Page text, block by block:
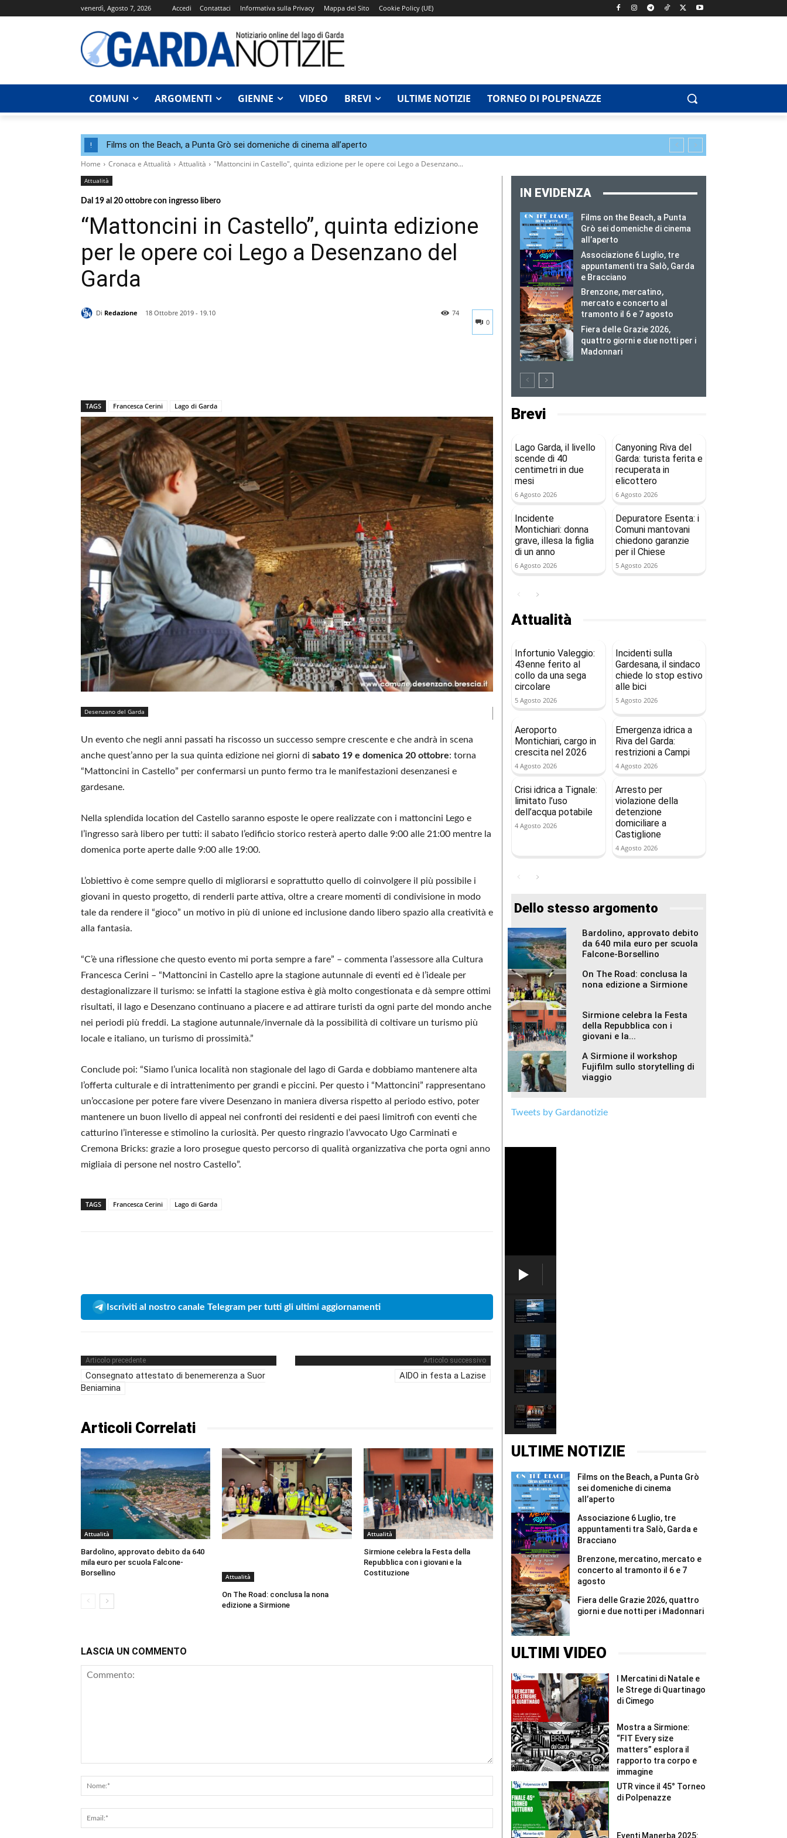
venerdì, Agosto 7, 2026 Accedi Contattaci Informativa sulla Privacy Mappa del Sito Cookie Policy (UE)
COMUNI ARGOMENTI GIENNE VIDEO BREVI ULTIME NOTIZIE TORNEO DI POLPENAZZE
! Films on the Beach, a Punta Grò sei domeniche di cinema all’aperto
Home Cronaca e Attualità Attualità "Mattoncini in Castello", quinta edizione per le opere coi Lego a Desenzano...
Attualità
Dal 19 al 20 ottobre con ingresso libero
“Mattoncini in Castello”, quinta edizione
per le opere coi Lego a Desenzano del
Garda
Di Redazione
18 Ottobre 2019 - 19.10
0
74
TAGS Francesca Cerini Lago di Garda
Desenzano del Garda
Un evento che negli anni passati ha riscosso un successo sempre crescente e che andrà in scena
anche quest’anno per la sua quinta edizione nei giorni di sabato 19 e domenica 20 ottobre: torna
“Mattoncini in Castello” per confermarsi un punto fermo tra le manifestazioni desenzanesi e
gardesane.
Nella splendida location del Castello saranno esposte le opere realizzate con i mattoncini Lego e
l’ingresso sarà libero per tutti: il sabato l’edificio storico resterà aperto dalle 9:00 alle 21:00 mentre la
domenica porte aperte dalle 9:00 alle 19:00.
L’obiettivo è come sempre quello di migliorarsi e soprattutto quello di coinvolgere il più possibile i
giovani in questo progetto, di renderli parte attiva, oltre a creare momenti di condivisione in modo
tale da rendere il “gioco” un motivo in più di unione ed inclusione dando libero spazio alla creatività e
alla fantasia.
“C’è una riflessione che questo evento mi porta sempre a fare” – commenta l’assessore alla Cultura
Francesca Cerini – “Mattoncini in Castello apre la stagione autunnale di eventi ed è l’ideale per
destagionalizzare il turismo: se infatti la stagione estiva è già molto congestionata e dà sempre ottimi
risultati, il lago e Desenzano continuano a piacere e ad attirare turisti da ogni parte del mondo anche
nei periodi più freddi. La stagione autunnale/invernale dà la possibilità di coltivare un turismo più
locale e italiano, un turismo di prossimità.”
Conclude poi: “Siamo l’unica località non stagionale del lago di Garda e dobbiamo mantenere alta
l’offerta culturale e di intrattenimento per grandi e piccini. Per questo i “Mattoncini” rappresentano
un’occasione per potere fare vivere Desenzano in maniera diversa rispetto al periodo estivo, poter
mantenere un buon livello di appeal nei confronti dei residenti e dei paesi limitrofi con eventi che
catturino l’interesse e stimolino la curiosità. Per questo ringrazio l’avvocato Ugo Carminati e
Cremona Bricks: grazie a loro prosegue questo percorso di qualità organizzativa che porta ogni anno
migliaia di persone nel nostro Castello”.
TAGS Francesca Cerini Lago di Garda
Iscriviti al nostro canale Telegram per tutti gli ultimi aggiornamenti
Articolo precedente
Consegnato attestato di benemerenza a Suor
Beniamina
Articolo successivo
AIDO in festa a Lazise
Articoli Correlati
Attualità
Bardolino, approvato debito da 640
mila euro per scuola Falcone-
Borsellino
Attualità
On The Road: conclusa la nona
edizione a Sirmione
Attualità
Sirmione celebra la Festa della
Repubblica con i giovani e la
Costituzione
LASCIA UN COMMENTO
Nome:*
Email:*
IN EVIDENZA
Films on the Beach, a Punta
Grò sei domeniche di cinema
all’aperto
Associazione 6 Luglio, tre
appuntamenti tra Salò, Garda
e Bracciano
Brenzone, mercatino,
mercato e concerto al
tramonto il 6 e 7 agosto
Fiera delle Grazie 2026,
quattro giorni e due notti per i
Madonnari
Brevi
Lago Garda, il livello
scende di 40
centimetri in due
mesi
6 Agosto 2026
Canyoning Riva del
Garda: turista ferita e
recuperata in
elicottero
6 Agosto 2026
Incidente
Montichiari: donna
grave, illesa la figlia
di un anno
6 Agosto 2026
Depuratore Esenta: i
Comuni mantovani
chiedono garanzie
per il Chiese
5 Agosto 2026
Attualità
Infortunio Valeggio:
43enne ferito al
collo da una sega
circolare
5 Agosto 2026
Incidenti sulla
Gardesana, il sindaco
chiede lo stop estivo
alle bici
5 Agosto 2026
Aeroporto
Montichiari, cargo in
crescita nel 2026
4 Agosto 2026
Emergenza idrica a
Riva del Garda:
restrizioni a Campi
4 Agosto 2026
Crisi idrica a Tignale:
limitato l’uso
dell’acqua potabile
4 Agosto 2026
Arresto per
violazione della
detenzione
domiciliare a
Castiglione
4 Agosto 2026
Dello stesso argomento
Bardolino, approvato debito
da 640 mila euro per scuola
Falcone-Borsellino
On The Road: conclusa la
nona edizione a Sirmione
Sirmione celebra la Festa
della Repubblica con i
giovani e la...
A Sirmione il workshop
Fujifilm sullo storytelling di
viaggio
Tweets by Gardanotizie
#Shorts
6
agosto
#Shorts
l’arte
inaugura
nuova
vita
del
bunker
di
Affi
#Shorts
ULTIME NOTIZIE
Films on the Beach, a Punta Grò
sei domeniche di cinema
all’aperto
Associazione 6 Luglio, tre
appuntamenti tra Salò, Garda e
Bracciano
Brenzone, mercatino, mercato e
concerto al tramonto il 6 e 7
agosto
Fiera delle Grazie 2026, quattro
giorni e due notti per i Madonnari
ULTIMI VIDEO
I Mercatini di Natale e
le Strege di Quartinago
di Cimego
Mostra a Sirmione:
“FIT Every size
matters” esplora il
rapporto tra corpo e
immagine
UTR vince il 45° Torneo
di Polpenazze
Eventi Manerba 2025: